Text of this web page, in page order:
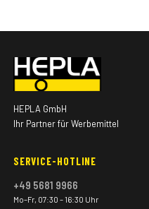
HEPLA GmbH
Ihr Partner für Werbemittel
SERVICE-HOTLINE
+49 5681 9966
Mo–Fr, 07:30 – 16:30 Uhr